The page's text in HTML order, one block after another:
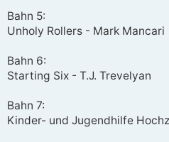
Bahn 5:
Unholy Rollers - Mark Mancari
Bahn 6:
Starting Six - T.J. Trevelyan
Bahn 7:
Kinder- und Jugendhilfe